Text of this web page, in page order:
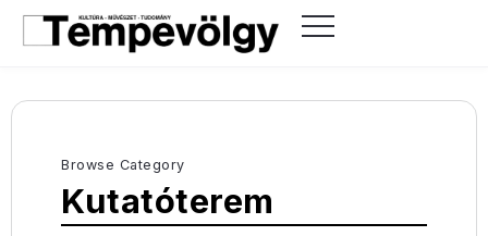
Browse Category
Kutatóterem